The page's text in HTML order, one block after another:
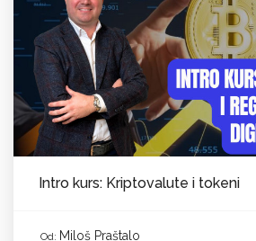
Intro kurs: Kriptovalute i tokeni
Od: Miloš Praštalo